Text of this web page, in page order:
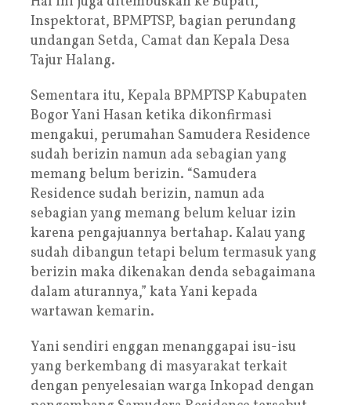
Inspektorat, BPMPTSP, bagian perundang
undangan Setda, Camat dan Kepala Desa
Tajur Halang.
Sementara itu, Kepala BPMPTSP Kabupaten
Bogor Yani Hasan ketika dikonfirmasi
mengakui, perumahan Samudera Residence
sudah berizin namun ada sebagian yang
memang belum berizin. “Samudera
Residence sudah berizin, namun ada
sebagian yang memang belum keluar izin
karena pengajuannya bertahap. Kalau yang
sudah dibangun tetapi belum termasuk yang
berizin maka dikenakan denda sebagaimana
dalam aturannya,” kata Yani kepada
wartawan kemarin.
Yani sendiri enggan menanggapai isu-isu
yang berkembang di masyarakat terkait
dengan penyelesaian warga Inkopad dengan